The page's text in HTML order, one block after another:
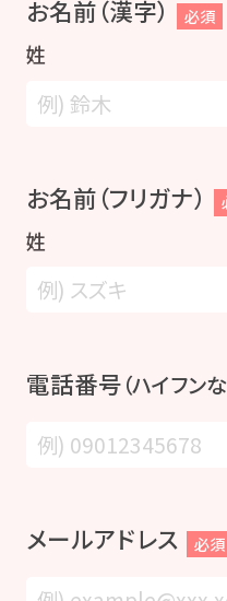
お名前（漢字） 必須
姓
お名前（フリガナ）
姓
電話番号（ハイフンな
メールアドレス 必須